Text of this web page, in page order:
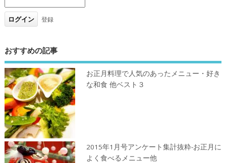
登録
おすすめの記事
お正月料理で人気のあったメニュー・好き
な和食 他ベスト３
2015年1月号アンケート集計抜粋-お正月に
よく食べるメニュー他